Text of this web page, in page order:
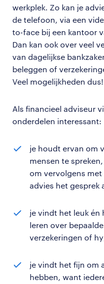
werkplek. Zo kan je
de telefoon, via een
to-face bij een kantoor
Dan kan ook over veel
van dagelijkse
beleggen of
Veel mogelijkheden dus!
Als financieel adviseur
onderdelen interessant:
je houdt ervan om
mensen te
om vervolgens met
advies het gesprek
je vindt het leuk én
leren over
verzekeringen of
je vindt het fijn om
hebben, want